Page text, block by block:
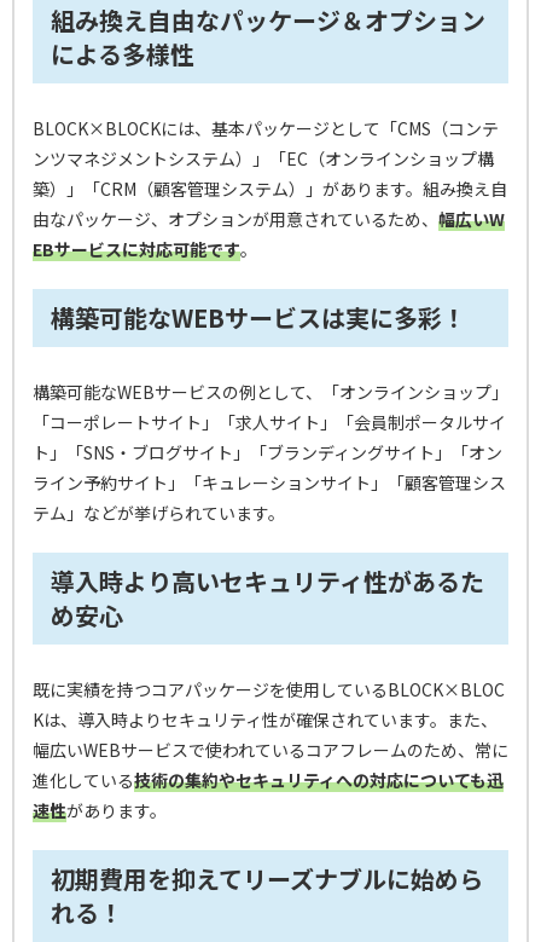
組み換え自由なパッケージ＆オプション
による多様性
BLOCK×BLOCKには、基本パッケージとして「CMS（コンテ
ンツマネジメントシステム）」「EC（オンラインショップ構
築）」「CRM（顧客管理システム）」があります。組み換え自
由なパッケージ、オプションが用意されているため、 幅広いW
EBサービスに対応可能です。
構築可能なWEBサービスは実に多彩！
構築可能なWEBサービスの例として、「オンラインショップ」
「コーポレートサイト」「求人サイト」「会員制ポータルサイ
ト」「SNS・ブログサイト」「ブランディングサイト」「オン
ライン予約サイト」「キュレーションサイト」「顧客管理シス
テム」などが挙げられています。
導入時より高いセキュリティ性があるた
め安心
既に実績を持つコアパッケージを使用しているBLOCK×BLOC
Kは、導入時よりセキュリティ性が確保されています。また、
幅広いWEBサービスで使われているコアフレームのため、常に
進化している技術の集約やセキュリティへの対応についても迅
速性があります。
初期費用を抑えてリーズナブルに始めら
れる！